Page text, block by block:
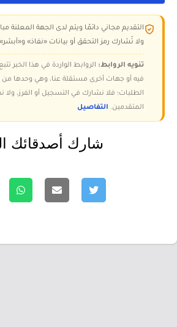
التقديم مجاني دائمًا ويتم لدى الجهة المعلنة
ولا تُشارك رمز التحقق أو بيانات «نفاذ»
تنويه الروابط: الروابط الواردة في هذا الخبر
فيه أو جهات أخرى مستقلة عنا، وهي وحدها من
الطلبات؛ فلا نشارك في التسجيل أو الفرز، ولا
المتقدمين. التفاصيل
شارك أصدقائك